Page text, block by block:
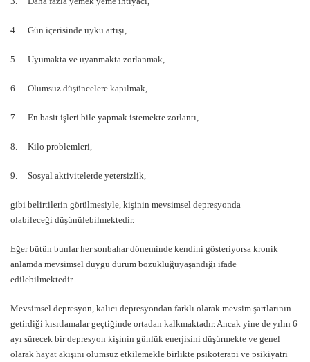
4. Gün içerisinde uyku artışı,
5. Uyumakta ve uyanmakta zorlanmak,
6. Olumsuz düşüncelere kapılmak,
7. En basit işleri bile yapmak istemekte zorlantı,
8. Kilo problemleri,
9. Sosyal aktivitelerde yetersizlik,
gibi belirtilerin görülmesiyle, kişinin mevsimsel depresyonda
olabileceği düşünülebilmektedir.
Eğer bütün bunlar her sonbahar döneminde kendini gösteriyorsa kronik
anlamda mevsimsel duygu durum bozukluğuyaşandığı ifade
edilebilmektedir.
Mevsimsel depresyon, kalıcı depresyondan farklı olarak mevsim şartlarının
getirdiği kısıtlamalar geçtiğinde ortadan kalkmaktadır. Ancak yine de yılın 6
ayı sürecek bir depresyon kişinin günlük enerjisini düşürmekte ve genel
olarak hayat akışını olumsuz etkilemekle birlikte psikoterapi ve psikiyatri